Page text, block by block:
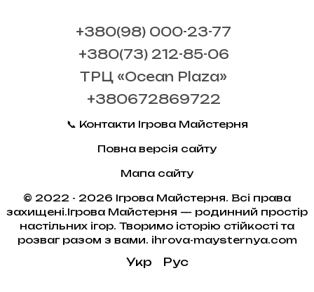
+380(98) 000-23-77
+380(73) 212-85-06
ТРЦ «Ocean Plaza»
+380672869722
📞 Контакти Ігрова Майстерня
Повна версія сайту
Мапа сайту
© 2022 - 2026 Ігрова Майстерня. Всі права
захищені.Ігрова Майстерня — родинний простір
настільних ігор. Творимо історію стійкості та
розваг разом з вами. ihrova-maysternya.com
Укр Рус